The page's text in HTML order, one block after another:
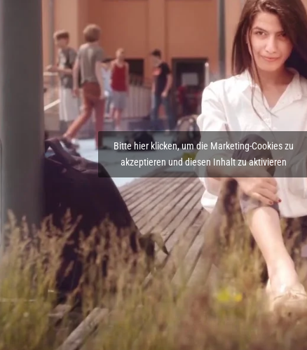
Bitte hier klicken, um die Marketing-Cookies zu
akzeptieren und diesen Inhalt zu aktivieren